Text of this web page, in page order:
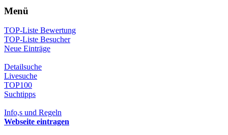
Menü
TOP-Liste Bewertung
TOP-Liste Besucher
Neue Einträge
Detailsuche
Livesuche
TOP100
Suchtipps
Info,s und Regeln
Webseite eintragen